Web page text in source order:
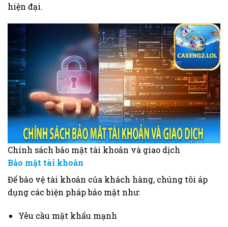
hiện đại.
Chính sách bảo mật tài khoản và giao dịch
Bảo mật tài khoản
Để bảo vệ tài khoản của khách hàng, chúng tôi áp
dụng các biện pháp bảo mật như:
Yêu cầu mật khẩu mạnh